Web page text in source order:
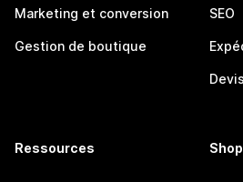
Marketing et conversion
Gestion de boutique
SEO
Ressources